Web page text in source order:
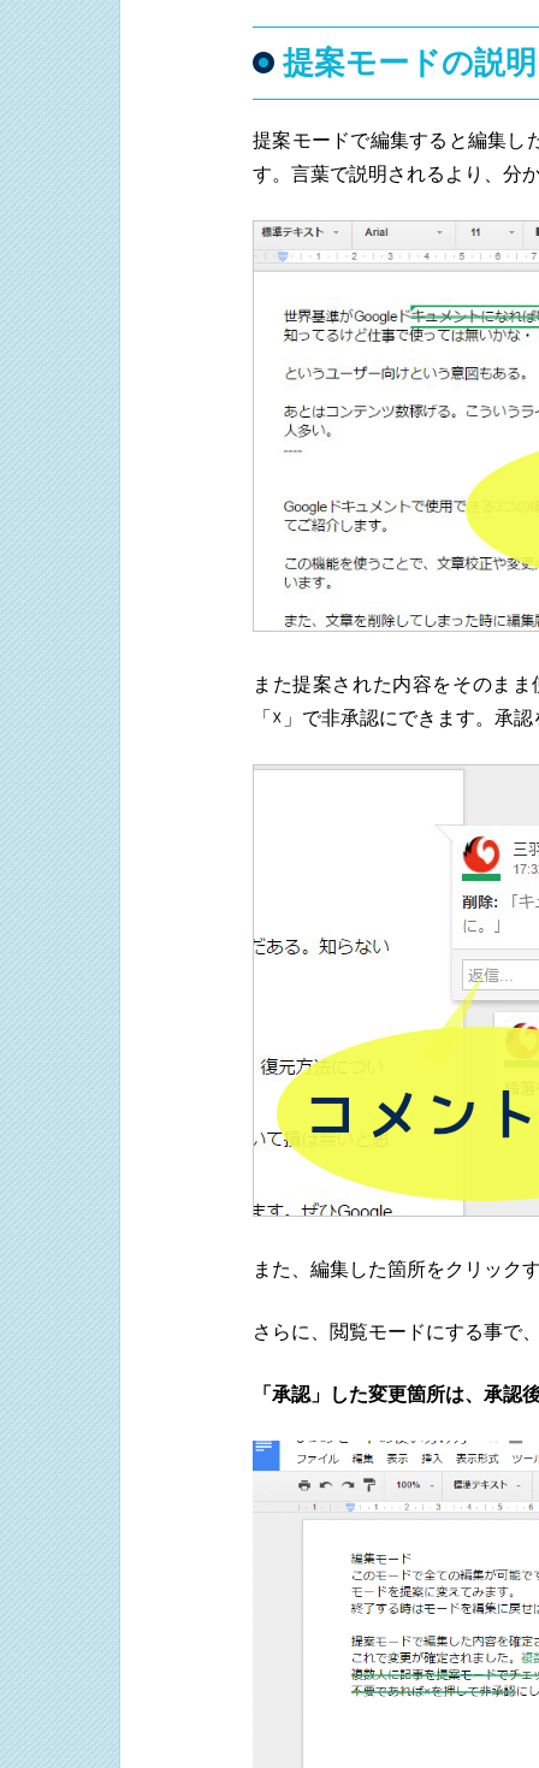
提案モードの説明
提案モードで編集すると編集し
す。言葉で説明されるより、分
また提案された内容をそのま
「☓」で非承認にできます。承
また、編集した箇所をクリック
さらに、閲覧モードにする事で
「承認」した変更箇所は、承認